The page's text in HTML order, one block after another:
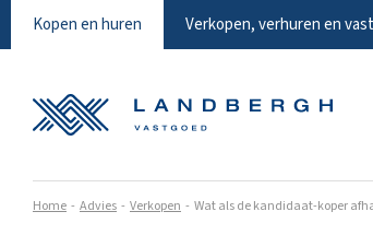
Kopen en huren Verkopen, verhuren en
Home Advies Verkopen Wat als de kandidaat-koper